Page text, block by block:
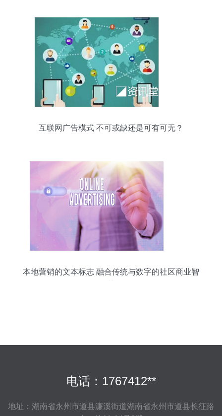
互联网广告模式 不可或缺还是可有可无？
本地营销的文本标志 融合传统与数字的社区商业智
电话：1767412**
地址：湖南省永州市道县濂溪街道湖南省永州市道县长征路